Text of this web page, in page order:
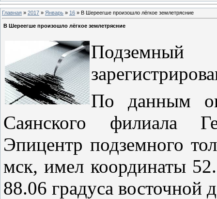
Главная » 2017 » Январь » 16 » В Шереегше произошло лёгкое землетрясние
В Шереегше произошло лёгкое землетрясние
Подземный
По данным
Саянского филиала
Эпицентр подземного
мск, имел координаты
88.06 градуса восточной